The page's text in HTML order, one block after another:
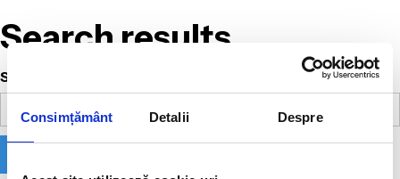
Consimțământ Detalii Despre
Search results
Search